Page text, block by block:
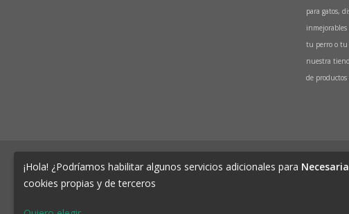
para gatos,
tu perro o tu
nuestra
de productos
© 2026 PATICAS.es tu tienda online de
¡Hola! ¿Podríamos habilitar algunos servicios adicionales para
cookies propias y de terceros